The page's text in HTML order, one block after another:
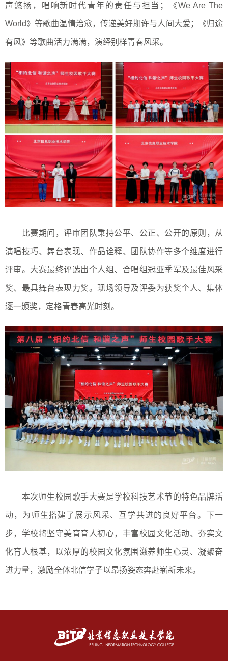
声悠扬，唱响新时代青年的责任与担当；《We Are The
World》等歌曲温情治愈，传递美好期许与人间大爱；《归途
有风》等歌曲活力满满，演绎别样青春风采。
比赛期间，评审团队秉持公平、公正、公开的原则，从
演唱技巧、舞台表现、作品诠释、团队协作等多个维度进行
评审。大赛最终评选出个人组、合唱组冠亚季军及最佳风采
奖、最具舞台表现力奖。现场领导及评委为获奖个人、集体
逐一颁奖，定格青春高光时刻。
本次师生校园歌手大赛是学校科技艺术节的特色品牌活
动，为师生搭建了展示风采、互学共进的良好平台。下一
步，学校将坚守美育育人初心，丰富校园文化活动、夯实文
化育人根基，以浓厚的校园文化氛围滋养师生心灵、凝聚奋
进力量，激励全体北信学子以昂扬姿态奔赴崭新未来。